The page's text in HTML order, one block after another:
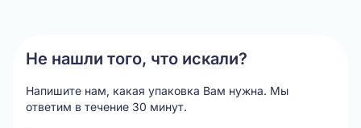
Не нашли того, что искали?
Напишите нам, какая упаковка Вам нужна. Мы
ответим в течение 30 минут.